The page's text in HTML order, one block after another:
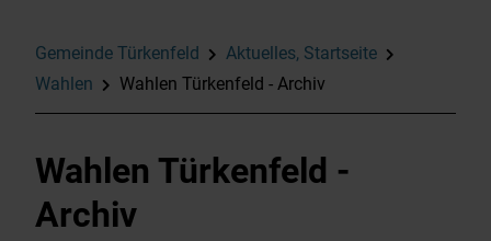
Schäden-Melden
Stellenausschreibung
Gemeinde Türkenfeld
Aktuelles, Startseite
Wahlen
Wahlen Türkenfeld - Archiv
Wahlen Türkenfeld -
Archiv